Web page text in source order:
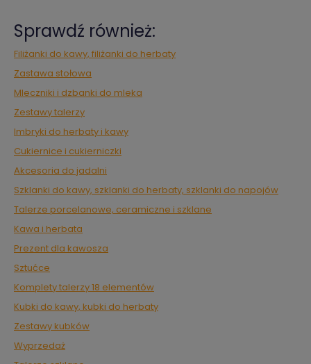
Sprawdź również:
Filiżanki do kawy, filiżanki do herbaty
Zastawa stołowa
Mleczniki i dzbanki do mleka
Zestawy talerzy
Imbryki do herbaty i kawy
Cukiernice i cukierniczki
Akcesoria do jadalni
Szklanki do kawy, szklanki do herbaty, szklanki do napojów
Talerze porcelanowe, ceramiczne i szklane
Kawa i herbata
Prezent dla kawosza
Sztućce
Komplety talerzy 18 elementów
Kubki do kawy, kubki do herbaty
Zestawy kubków
Wyprzedaż